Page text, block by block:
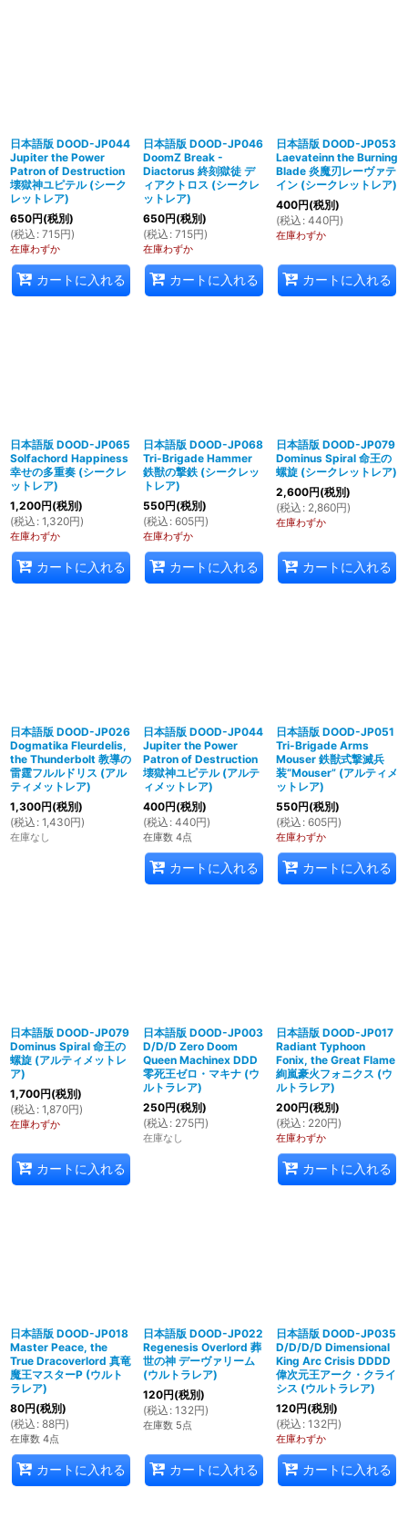
日本語版 DOOD-JP044
Jupiter the Power
Patron of Destruction
壊獄神ユピテル (シーク
レットレア)
650円(税別)
(税込 : 715円)
在庫わずか
カートに入れる
日本語版 DOOD-JP046
DoomZ Break -
Diactorus 終刻獄徒 デ
ィアクトロス (シークレ
ットレア)
650円(税別)
(税込 : 715円)
在庫わずか
カートに入れる
日本語版 DOOD-JP053
Laevateinn the Burning
Blade 炎魔刃レーヴァテ
イン (シークレットレア)
400円(税別)
(税込 : 440円)
在庫わずか
カートに入れる
日本語版 DOOD-JP065
Solfachord Happiness
幸せの多重奏 (シークレ
ットレア)
1,200円(税別)
(税込 : 1,320円)
在庫わずか
カートに入れる
日本語版 DOOD-JP068
Tri-Brigade Hammer
鉄獣の撃鉄 (シークレッ
トレア)
550円(税別)
(税込 : 605円)
在庫わずか
カートに入れる
日本語版 DOOD-JP079
Dominus Spiral 命王の
螺旋 (シークレットレア)
2,600円(税別)
(税込 : 2,860円)
在庫わずか
カートに入れる
日本語版 DOOD-JP026
Dogmatika Fleurdelis,
the Thunderbolt 教導の
雷霆フルルドリス (アル
ティメットレア)
1,300円(税別)
(税込 : 1,430円)
在庫なし
日本語版 DOOD-JP044
Jupiter the Power
Patron of Destruction
壊獄神ユピテル (アルテ
ィメットレア)
400円(税別)
(税込 : 440円)
在庫数 4点
カートに入れる
日本語版 DOOD-JP051
Tri-Brigade Arms
Mouser 鉄獣式撃滅兵
装“Mouser” (アルティメ
ットレア)
550円(税別)
(税込 : 605円)
在庫わずか
カートに入れる
日本語版 DOOD-JP079
Dominus Spiral 命王の
螺旋 (アルティメットレ
ア)
1,700円(税別)
(税込 : 1,870円)
在庫わずか
カートに入れる
日本語版 DOOD-JP003
D/D/D Zero Doom
Queen Machinex DDD
零死王ゼロ・マキナ (ウ
ルトラレア)
250円(税別)
(税込 : 275円)
在庫なし
日本語版 DOOD-JP017
Radiant Typhoon
Fonix, the Great Flame
絢嵐豪火フォニクス (ウ
ルトラレア)
200円(税別)
(税込 : 220円)
在庫わずか
カートに入れる
日本語版 DOOD-JP018
Master Peace, the
True Dracoverlord 真竜
魔王マスターP (ウルト
ラレア)
80円(税別)
(税込 : 88円)
在庫数 4点
カートに入れる
日本語版 DOOD-JP022
Regenesis Overlord 葬
世の神 デーヴァリーム
(ウルトラレア)
120円(税別)
(税込 : 132円)
在庫数 5点
カートに入れる
日本語版 DOOD-JP035
D/D/D/D Dimensional
King Arc Crisis DDDD
偉次元王アーク・クライ
シス (ウルトラレア)
120円(税別)
(税込 : 132円)
在庫わずか
カートに入れる